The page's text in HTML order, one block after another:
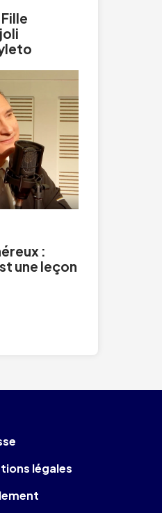
:
une leçon
légales